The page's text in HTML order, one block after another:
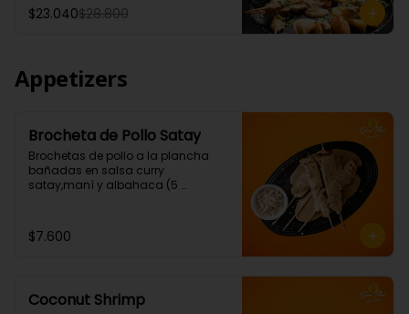
Mongolianas, papas fritas en salsa
$23.040$28.800
Appetizers
Brocheta de Pollo Satay
Brochetas de pollo a la plancha
bañadas en salsa curry
satay,maní y albahaca (5
$7.600
Coconut Shrimp